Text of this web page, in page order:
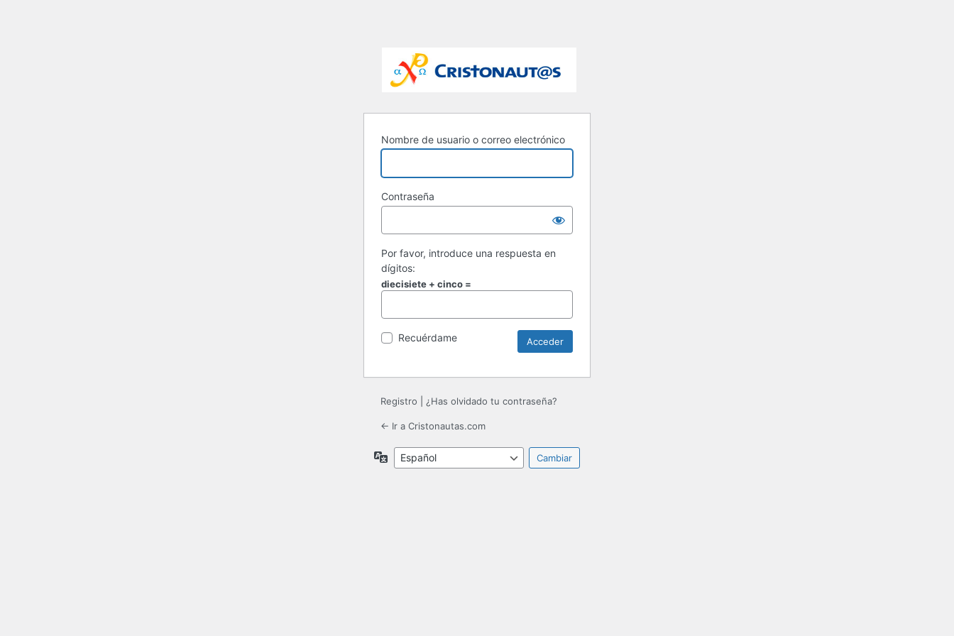
Nombre de usuario o correo electrónico
Contraseña
Por favor, introduce una respuesta en
dígitos:
diecisiete + cinco =
Recuérdame
Registro ¿Has olvidado tu contraseña?
← Ir a Cristonautas.com
Idioma